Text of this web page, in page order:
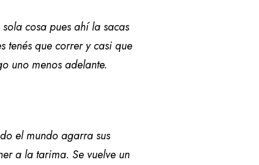
cosa pues ahí la sacas
tenés que correr y casi que
uno menos adelante.
el mundo agarra sus
a la tarima. Se vuelve un